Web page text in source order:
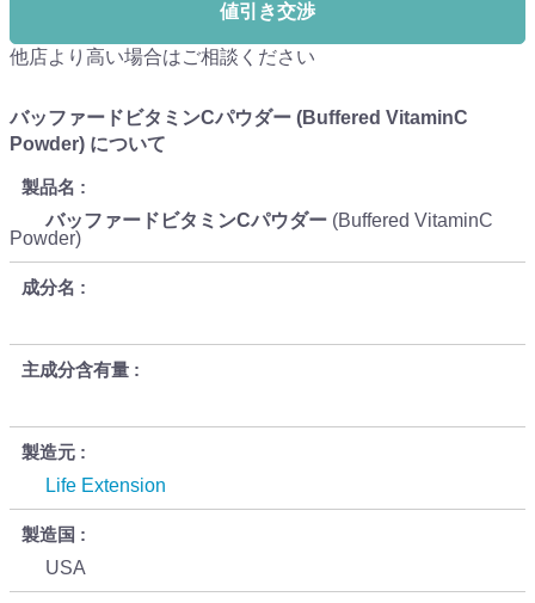
値引き交渉
他店より高い場合はご相談ください
バッファードビタミンCパウダー (Buffered VitaminC
Powder) について
製品名
バッファードビタミンCパウダー (Buffered VitaminC
Powder)
成分名
主成分含有量
製造元
Life Extension
製造国
USA